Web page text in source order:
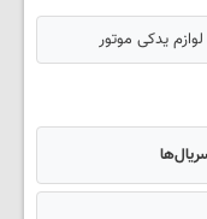
لوازم یدکی موتور